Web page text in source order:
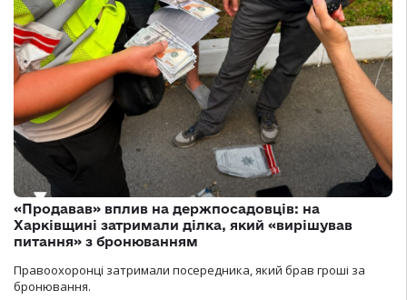
«Продавав» вплив на держпосадовців: на
Харківщині затримали ділка, який «вирішував
питання» з бронюванням
Правоохоронці затримали посередника, який брав гроші за
бронювання.